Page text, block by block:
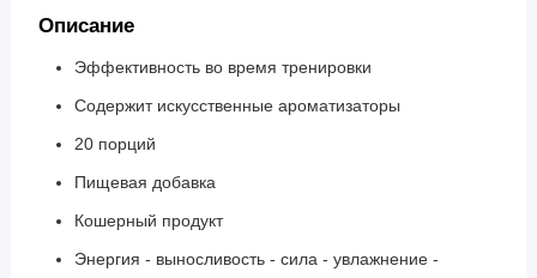
Описание
Эффективность во время тренировки
Содержит искусственные ароматизаторы
20 порций
Пищевая добавка
Кошерный продукт
Энергия - выносливость - сила - увлажнение -